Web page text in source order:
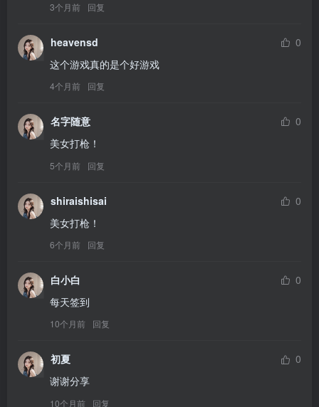
3个月前 回复
heavensd
0
这个游戏真的是个好游戏
4个月前 回复
名字随意
0
美女打枪！
5个月前 回复
shiraishisai
0
美女打枪！
6个月前 回复
白小白
0
每天签到
10个月前 回复
初夏
0
谢谢分享
10个月前 回复